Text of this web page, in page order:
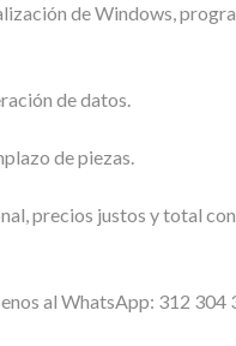
de Windows,
de datos.
de piezas.
precios justos y total
al WhatsApp: 312 304